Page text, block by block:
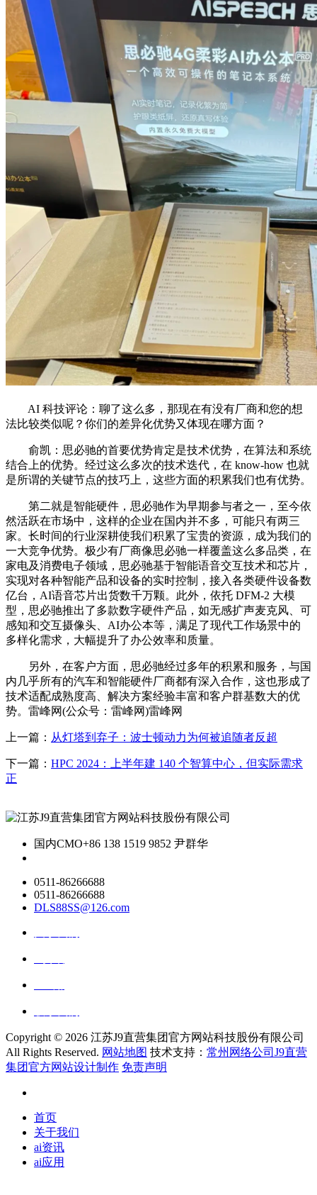
AI 科技评论：聊了这么多，那现在有没有厂商和您的想
法比较类似呢？你们的差异化优势又体现在哪方面？
俞凯：思必驰的首要优势肯定是技术优势，在算法和系统
结合上的优势。经过这么多次的技术迭代，在 know-how 也就
是所谓的关键节点的技巧上，这些方面的积累我们也有优势。
第二就是智能硬件，思必驰作为早期参与者之一，至今依
然活跃在市场中，这样的企业在国内并不多，可能只有两三
家。长时间的行业深耕使我们积累了宝贵的资源，成为我们的
一大竞争优势。极少有厂商像思必驰一样覆盖这么多品类，在
家电及消费电子领域，思必驰基于智能语音交互技术和芯片，
实现对各种智能产品和设备的实时控制，接入各类硬件设备数
亿台，AI语音芯片出货数千万颗。此外，依托 DFM-2 大模
型，思必驰推出了多款数字硬件产品，如无感扩声麦克风、可
感知和交互摄像头、AI办公本等，满足了现代工作场景中的
多样化需求，大幅提升了办公效率和质量。
另外，在客户方面，思必驰经过多年的积累和服务，与国
内几乎所有的汽车和智能硬件厂商都有深入合作，这也形成了
技术适配成熟度高、解决方案经验丰富和客户群基数大的优
势。雷峰网(公众号：雷峰网)雷峰网
上一篇： 从灯塔到弃子：波士顿动力为何被追随者反超
下一篇： HPC 2024：上半年建 140 个智算中心，但实际需求
正
国内CMO+86 138 1519 9852 尹群华
0511-86266688
0511-86266688
DLS88SS@126.com
Copyright © 2026 江苏J9直营集团官方网站科技股份有限公司
All Rights Reserved. 网站地图 技术支持： 常州网络公司J9直营
集团官方网站设计制作 免责声明
首页
关于我们
ai资讯
ai应用